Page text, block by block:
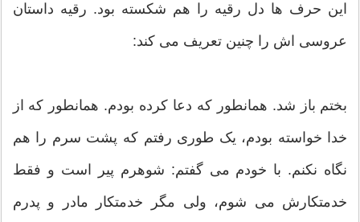
این حرف ها دل رقیه را هم شکسته بود. رقیه داستان
عروسی اش را چنین تعریف می کند:
بختم باز شد. همانطور که دعا کرده بودم. همانطور که از
خدا خواسته بودم، یک طوری رفتم که پشت سرم را هم
نگاه نکنم. با خودم می گفتم: شوهرم پیر است و فقط
خدمتکارش می شوم، ولی مگر خدمتکار مادر و پدرم